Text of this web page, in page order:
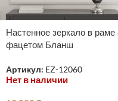
Настенное зеркало в раме
фацетом Бланш
Артикул: EZ-12060
Нет в наличии